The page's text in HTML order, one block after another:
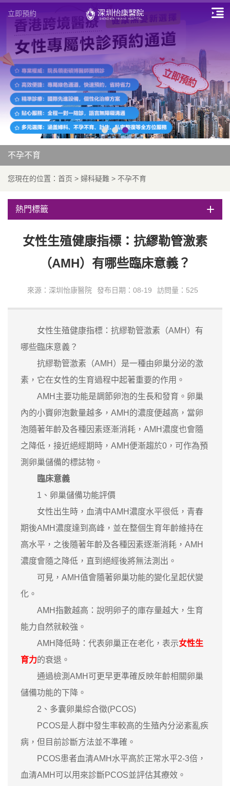
立即預約
不孕不育
您現在的位置： 首页 > 婦科疑難 > 不孕不育
熱門標籤
女性生殖健康指標：抗繆勒管激素
（AMH）有哪些臨床意義？
來源：深圳怡康醫院 發布日期：08-19 訪問量：525
女性生殖健康指標：抗繆勒管激素（AMH）有
哪些臨床意義？
抗繆勒管激素（AMH）是一種由卵巢分泌的激
素，它在女性的生育過程中起著重要的作用。
AMH主要功能是調節卵泡的生長和發育。卵巢
內的小竇卵泡數量越多，AMH的濃度便越高，當卵
泡隨著年齡及各種因素逐漸消耗，AMH濃度也會隨
之降低，接近絕經期時，AMH便漸趨於0，可作為預
測卵巢儲備的標誌物。
臨床意義
1、卵巢儲備功能評價
女性出生時，血清中AMH濃度水平很低，青春
期後AMH濃度達到高峰，並在整個生育年齡維持在
高水平，之後隨著年齡及各種因素逐漸消耗，AMH
濃度會隨之降低，直到絕經後將無法測出。
可見，AMH值會隨著卵巢功能的變化呈起伏變
化。
AMH指數越高：說明卵子的庫存量越大，生育
能力自然就較強。
AMH降低時：代表卵巢正在老化，表示女性生
育力的衰退。
通過檢測AMH可更早更準確反映年齡相關卵巢
儲備功能的下降。
2、多囊卵巢綜合徵(PCOS)
PCOS是人群中發生率較高的生殖內分泌紊亂疾
病，但目前診斷方法並不準確。
PCOS患者血清AMH水平高於正常水平2-3倍，
血清AMH可以用來診斷PCOS並評估其療效。